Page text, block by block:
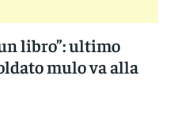
libro”: ultimo
mulo va alla